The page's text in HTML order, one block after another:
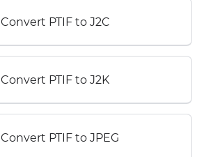
Convert PTIF to J2C
Convert PTIF to J2K
Convert PTIF to JPEG